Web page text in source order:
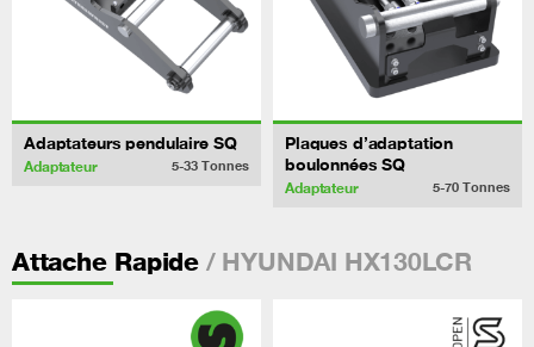
Adaptateurs pendulaire SQ
Adaptateur 5-33 Tonnes
Plaques d’adaptation
boulonnées SQ
Adaptateur 5-70 Tonnes
Attache Rapide / HYUNDAI HX130LCR